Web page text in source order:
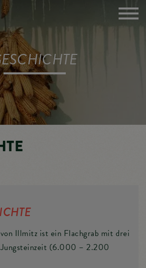
Illmitz ist ein Flachgrab mit drei
Jungsteinzeit (6.000 – 2.200